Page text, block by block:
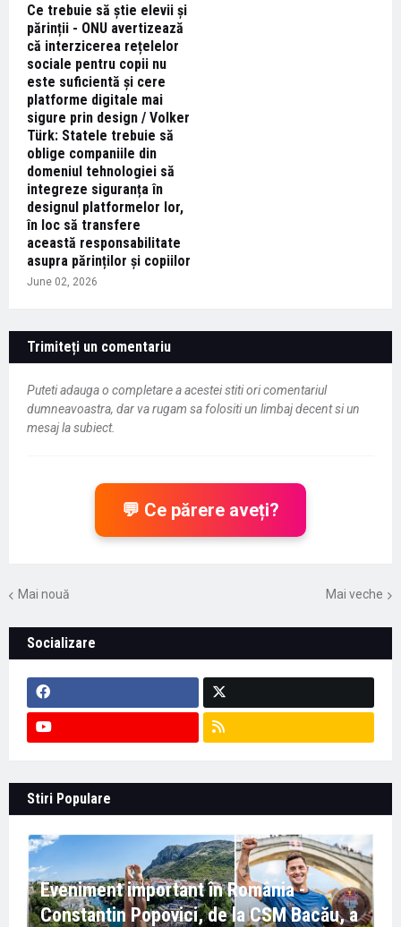
Ce trebuie să știe elevii și
părinții - ONU avertizează
că interzicerea rețelelor
sociale pentru copii nu
este suficientă și cere
platforme digitale mai
sigure prin design / Volker
Türk: Statele trebuie să
oblige companiile din
domeniul tehnologiei să
integreze siguranța în
designul platformelor lor,
în loc să transfere
această responsabilitate
asupra părinților și copiilor
June 02, 2026
Trimiteți un comentariu
Puteti adauga o completare a acestei stiti ori comentariul
dumneavoastra, dar va rugam sa folositi un limbaj decent si un
mesaj la subiect.
💬 Ce părere aveți?
Mai nouă Mai veche
Socializare
Stiri Populare
Eveniment important în România -
Constantin Popovici, de la CSM Bacău, a